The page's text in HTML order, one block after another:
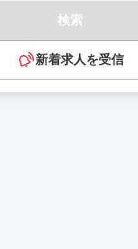
検索
新着求人を受信